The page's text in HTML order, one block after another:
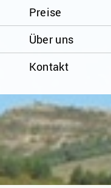
Preise
Über uns
Kontakt